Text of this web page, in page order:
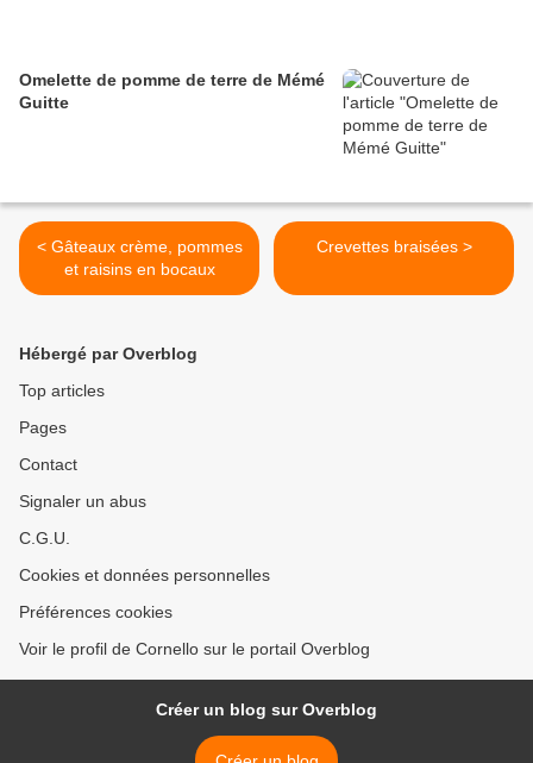
Omelette de pomme de terre de Mémé
Guitte
< Gâteaux crème, pommes
et raisins en bocaux
Crevettes braisées >
Hébergé par Overblog
Top articles
Pages
Contact
Signaler un abus
C.G.U.
Cookies et données personnelles
Préférences cookies
Voir le profil de Cornello sur le portail Overblog
Créer un blog sur Overblog